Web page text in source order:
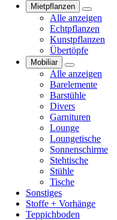
Mietpflanzen
Alle anzeigen
Echtpflanzen
Kunstpflanzen
Übertöpfe
Mobiliar
Alle anzeigen
Barelemente
Barstühle
Divers
Garnituren
Lounge
Loungetische
Sonnenschirme
Stehtische
Stühle
Tische
Sonstiges
Stoffe + Vorhänge
Teppichboden